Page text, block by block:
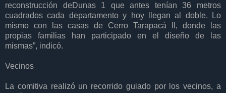
reconstrucción deDunas 1 que antes tenían 36 metros
cuadrados cada departamento y hoy llegan al doble. Lo
mismo con las casas de Cerro Tarapacá II, donde las
propias familias han participado en el diseño de las
mismas”, indicó.
Vecinos
La comitiva realizó un recorrido guiado por los vecinos, a